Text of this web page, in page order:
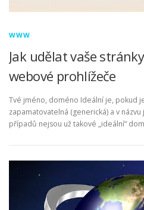
WWW
Jak udělat vaše
webové prohlížeče
Tvé jméno, doméno Ideální je, pokud
zapamatovatelná (generická) a v
případů nejsou už takové „ideální“